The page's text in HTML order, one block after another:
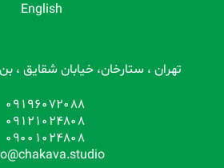
English
تهران ، ستارخان، خیابان شقایق ،
09196072088
09121024808
09001024808